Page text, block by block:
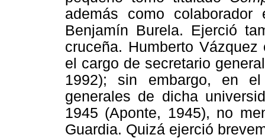
además como
Benjamín Burela. Ejerció
cruceña. Humberto
el cargo de secretario
1992); sin embargo, en
generales de dicha
1945 (Aponte, 1945), no
Guardia. Quizá ejerció